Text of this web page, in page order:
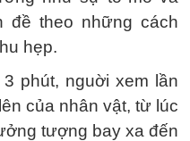
đề theo những cách
hẹp.
phút, nguời xem lần
của nhân vật, từ lúc
tượng bay xa đến